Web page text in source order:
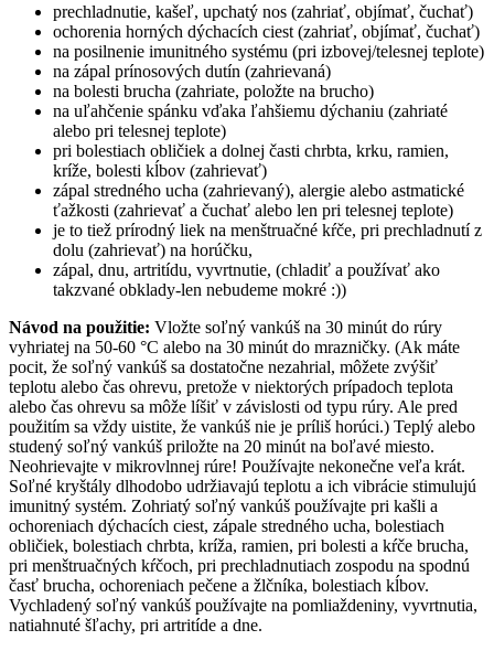
prechladnutie, kašeľ, upchatý nos (zahriať, objímať, čuchať)
ochorenia horných dýchacích ciest (zahriať, objímať, čuchať)
na posilnenie imunitného systému (pri izbovej/telesnej teplote)
na zápal prínosových dutín (zahrievaná)
na bolesti brucha (zahriate, položte na brucho)
na uľahčenie spánku vďaka ľahšiemu dýchaniu (zahriaté
alebo pri telesnej teplote)
pri bolestiach obličiek a dolnej časti chrbta, krku, ramien,
kríže, bolesti kĺbov (zahrievať)
zápal stredného ucha (zahrievaný), alergie alebo astmatické
ťažkosti (zahrievať a čuchať alebo len pri telesnej teplote)
je to tiež prírodný liek na menštruačné kŕče, pri prechladnutí z
dolu (zahrievať) na horúčku,
zápal, dnu, artritídu, vyvrtnutie, (chladiť a používať ako
takzvané obklady-len nebudeme mokré :))
Návod na použitie: Vložte soľný vankúš na 30 minút do rúry
vyhriatej na 50-60 °C alebo na 30 minút do mrazničky. (Ak máte
pocit, že soľný vankúš sa dostatočne nezahrial, môžete zvýšiť
teplotu alebo čas ohrevu, pretože v niektorých prípadoch teplota
alebo čas ohrevu sa môže líšiť v závislosti od typu rúry. Ale pred
použitím sa vždy uistite, že vankúš nie je príliš horúci.) Teplý alebo
studený soľný vankúš priložte na 20 minút na boľavé miesto.
Neohrievajte v mikrovlnnej rúre! Používajte nekonečne veľa krát.
Soľné kryštály dlhodobo udržiavajú teplotu a ich vibrácie stimulujú
imunitný systém. Zohriatý soľný vankúš používajte pri kašli a
ochoreniach dýchacích ciest, zápale stredného ucha, bolestiach
obličiek, bolestiach chrbta, kríža, ramien, pri bolesti a kŕče brucha,
pri menštruačných kŕčoch, pri prechladnutiach zospodu na spodnú
časť brucha, ochoreniach pečene a žlčníka, bolestiach kĺbov.
Vychladený soľný vankúš používajte na pomliaždeniny, vyvrtnutia,
natiahnuté šľachy, pri artritíde a dne.